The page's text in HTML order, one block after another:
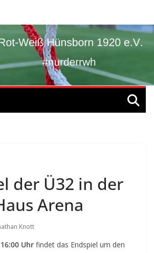
der Ü32 in der
Arena
Knott
Uhr findet das Endspiel um den